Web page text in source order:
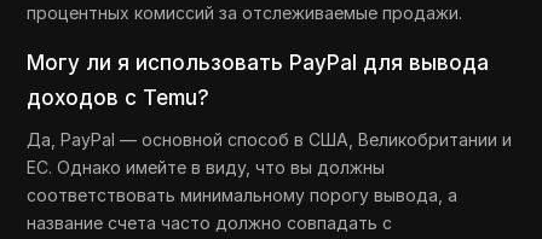
процентных комиссий за отслеживаемые продажи.
Могу ли я использовать PayPal для вывода
доходов с Temu?
Да, PayPal — основной способ в США, Великобритании и
ЕС. Однако имейте в виду, что вы должны
соответствовать минимальному порогу вывода, а
название счета часто должно совпадать с